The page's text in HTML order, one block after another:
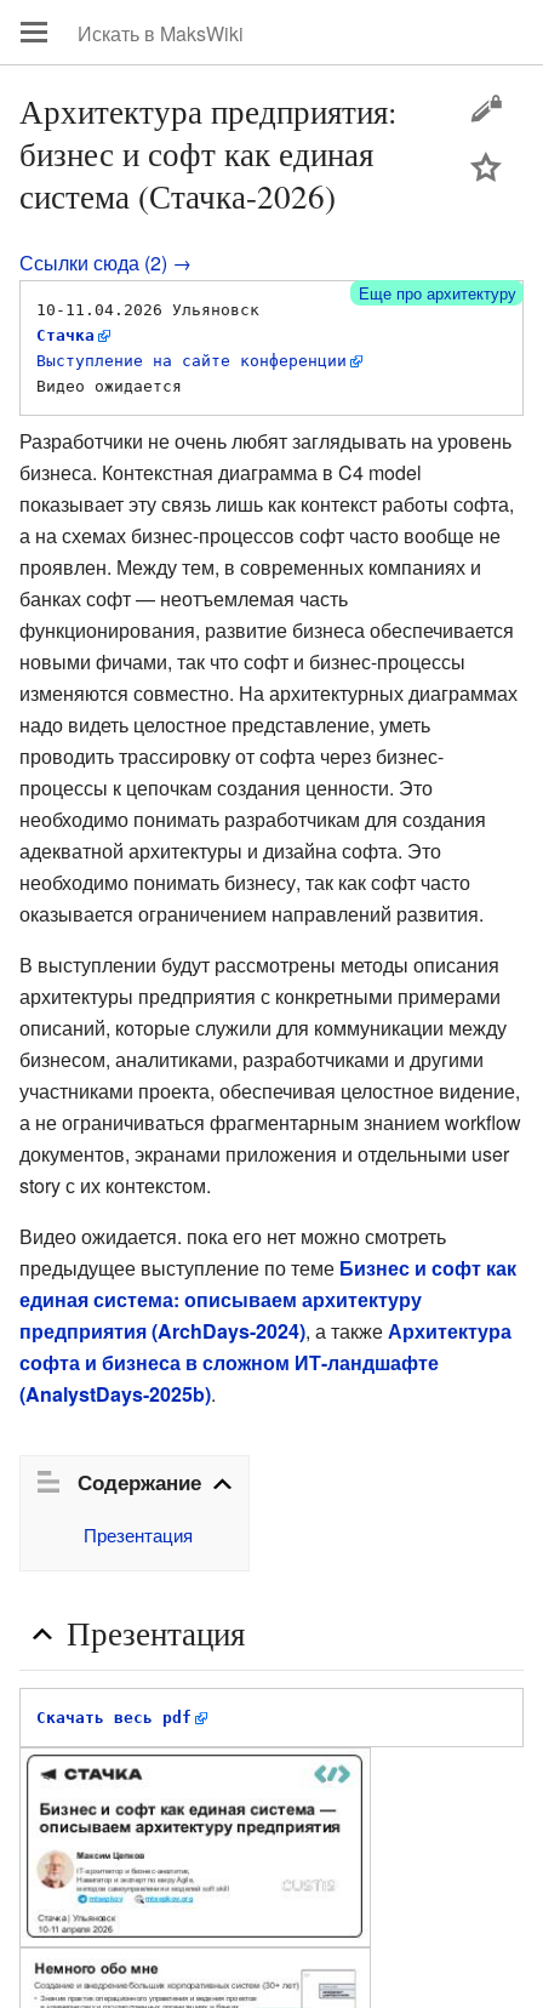
Архитектура предприятия:
бизнес и софт как единая
система (Стачка-2026)
Ссылки сюда (2) →
Еще про архитектуру
Стачка
Выступление на сайте конференции
Разработчики не очень любят заглядывать на уровень
бизнеса. Контекстная диаграмма в C4 model
показывает эту связь лишь как контекст работы софта,
а на схемах бизнес-процессов софт часто вообще не
проявлен. Между тем, в современных компаниях и
банках софт — неотъемлемая часть
функционирования, развитие бизнеса обеспечивается
новыми фичами, так что софт и бизнес-процессы
изменяются совместно. На архитектурных диаграммах
надо видеть целостное представление, уметь
проводить трассировку от софта через бизнес-
процессы к цепочкам создания ценности. Это
необходимо понимать разработчикам для создания
адекватной архитектуры и дизайна софта. Это
необходимо понимать бизнесу, так как софт часто
оказывается ограничением направлений развития.
В выступлении будут рассмотрены методы описания
архитектуры предприятия с конкретными примерами
описаний, которые служили для коммуникации между
бизнесом, аналитиками, разработчиками и другими
участниками проекта, обеспечивая целостное видение,
а не ограничиваться фрагментарным знанием workflow
документов, экранами приложения и отдельными user
story с их контекстом.
Видео ожидается. пока его нет можно смотреть
предыдущее выступление по теме Бизнес и софт как
единая система: описываем архитектуру
предприятия (ArchDays-2024), а такжеАрхитектура
софта и бизнеса в сложном ИТ-ландшафте
(AnalystDays-2025b).
Содержание
Презентация
Презентация
Скачать весь pdf